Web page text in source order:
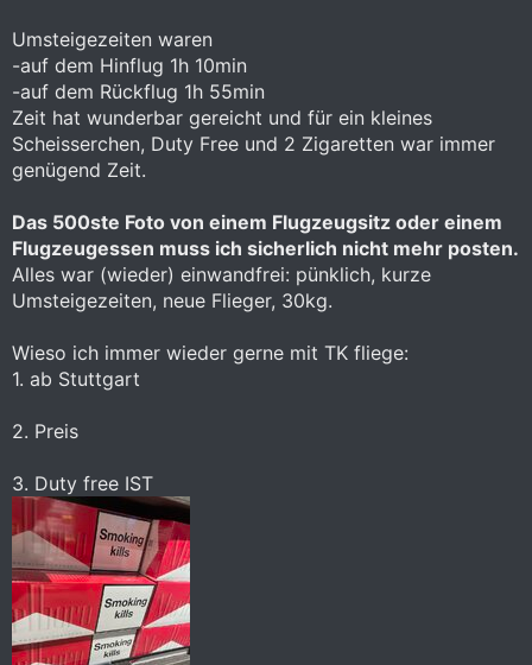
Umsteigezeiten waren
-auf dem Hinflug 1h 10min
-auf dem Rückflug 1h 55min
Zeit hat wunderbar gereicht und für ein kleines
Scheisserchen, Duty Free und 2 Zigaretten war immer
genügend Zeit.
Das 500ste Foto von einem Flugzeugsitz oder einem
Flugzeugessen muss ich sicherlich nicht mehr posten.
Alles war (wieder) einwandfrei: pünklich, kurze
Umsteigezeiten, neue Flieger, 30kg.
Wieso ich immer wieder gerne mit TK fliege:
1. ab Stuttgart
2. Preis
3. Duty free IST